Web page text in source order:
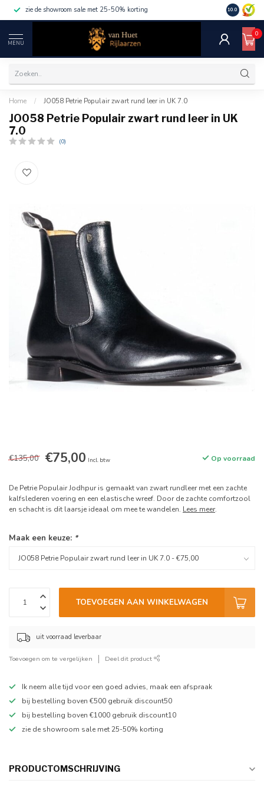
zie de showroom sale met 25-50% korting 10.0
MENU
0
Home / JO058 Petrie Populair zwart rund leer in UK 7.0
JO058 Petrie Populair zwart rund leer in UK
7.0
(0)
€135,00 €75,00 Incl. btw Op voorraad
De Petrie Populair Jodhpur is gemaakt van zwart rundleer met een zachte
kalfslederen voering en een elastische wreef. Door de zachte comfortzool
en schacht is dit laarsje ideaal om mee te wandelen. Lees meer.
Maak een keuze: *
TOEVOEGEN AAN WINKELWAGEN
uit voorraad leverbaar
Toevoegen om te vergelijken Deel dit product
Ik neem alle tijd voor een goed advies, maak een afspraak
bij bestelling boven €500 gebruik discount50
bij bestelling boven €1000 gebruik discount10
zie de showroom sale met 25-50% korting
PRODUCTOMSCHRIJVING